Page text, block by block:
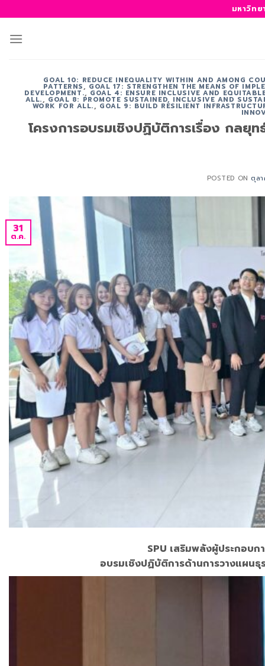
ไป
ยัง
มหาวิท
GOAL 10: REDUCE INEQUALITY WITHIN AND AMONG
PATTERNS, GOAL 17: STRENGTHEN THE MEANS OF
DEVELOPMENT., GOAL 4: ENSURE INCLUSIVE AND
ALL., GOAL 8: PROMOTE SUSTAINED, INCLUSIVE AND
WORK FOR ALL., GOAL 9: BUILD RESILIENT
โครงการอบรมเชิงปฏิบัติการเรื่อง กลยุ
POSTED ON ตุล
31
ต.ค.
SPU เสริมพลังผู้ประกอบ
อบรมเชิงปฏิบัติการด้านการวางแผน